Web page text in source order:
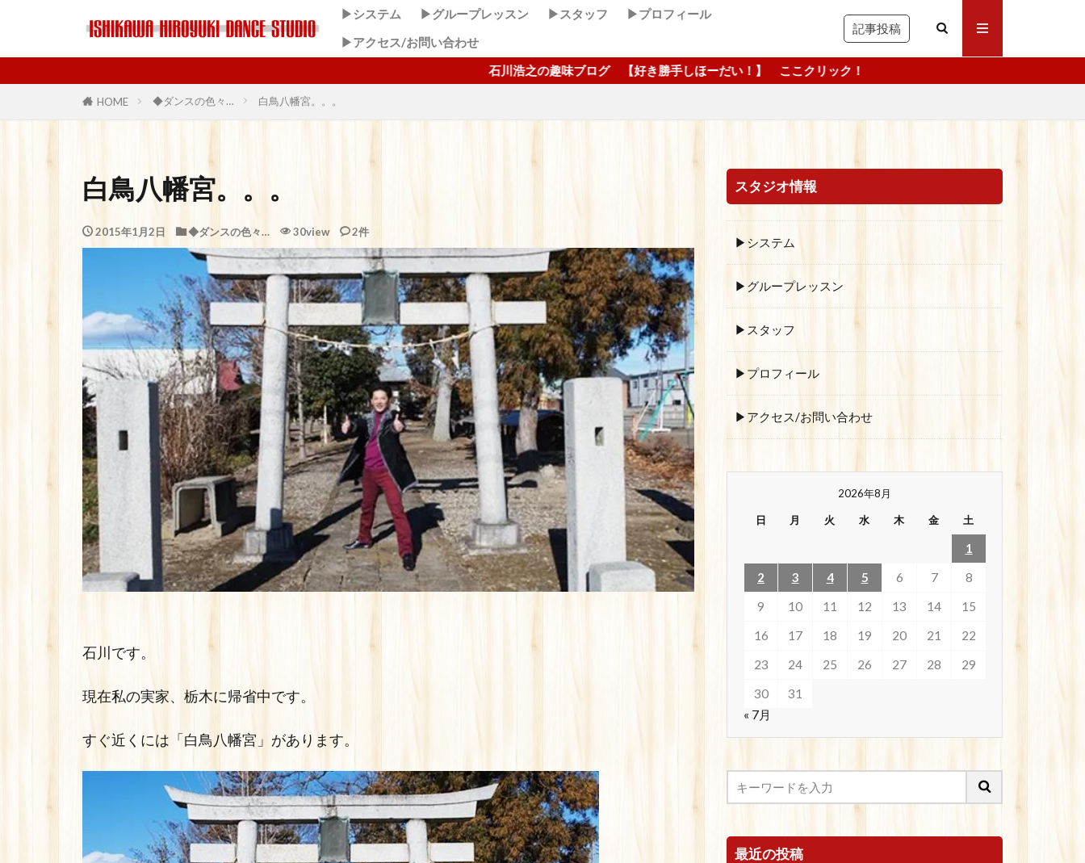
▶システム ▶グループレッスン ▶スタッフ
▶プロフィール
▶アクセス/お問い合わせ
記事投稿
石川浩之の趣味ブログ 【好き勝手しほーだい！】 ここクリック！
HOME ◆ダンスの色々… 白鳥八幡宮。。。
白鳥八幡宮。。。
2015年1月2日 ◆ダンスの色々… 30view 2件
石川です。
現在私の実家、栃木に帰省中です。
すぐ近くには「白鳥八幡宮」があります。
スタジオ情報
▶システム
▶グループレッスン
▶スタッフ
▶プロフィール
▶アクセス/お問い合わせ
2026年8月
日 月 火 水 木 金 土
1
2
3 4 5 6 7
8
9
10 11 12 13 14
15
16
17 18 19 20 21
22
23
24 25 26 27 28
29
30
31
« 7月
最近の投稿